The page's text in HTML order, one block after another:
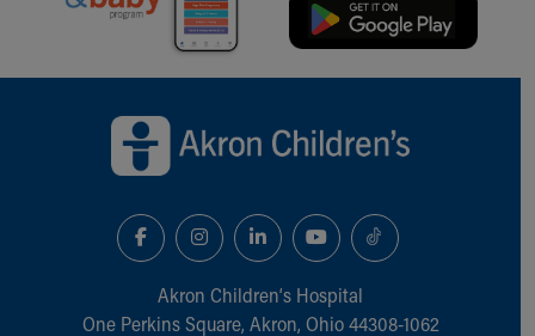
Akron Children‘s Hospital
One Perkins Square, Akron, Ohio 44308-1062